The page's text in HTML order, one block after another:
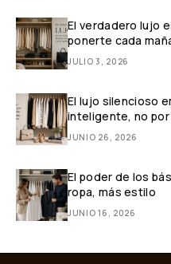
El verdadero lujo
ponerte cada
JULIO 3, 2026
El lujo silencioso
inteligente, no
JUNIO 26, 2026
El poder de los
ropa, más estilo
JUNIO 16, 2026